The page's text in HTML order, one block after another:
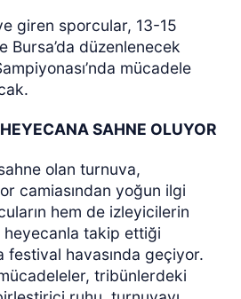
giren sporcular, 13-15
düzenlenecek
mücadele
SAHNE OLUYOR
olan turnuva,
camiasından yoğun ilgi
hem de izleyicilerin
takip ettiği
festival havasında geçiyor.
tribünlerdeki